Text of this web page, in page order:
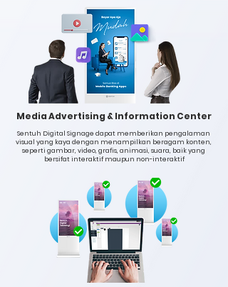
Media Advertising & Information Center
Sentuh Digital Signage dapat memberikan pengalaman
visual yang kaya dengan menampilkan beragam konten,
seperti gambar, video, grafis, animasi, suara, baik yang
bersifat interaktif maupun non-interaktif